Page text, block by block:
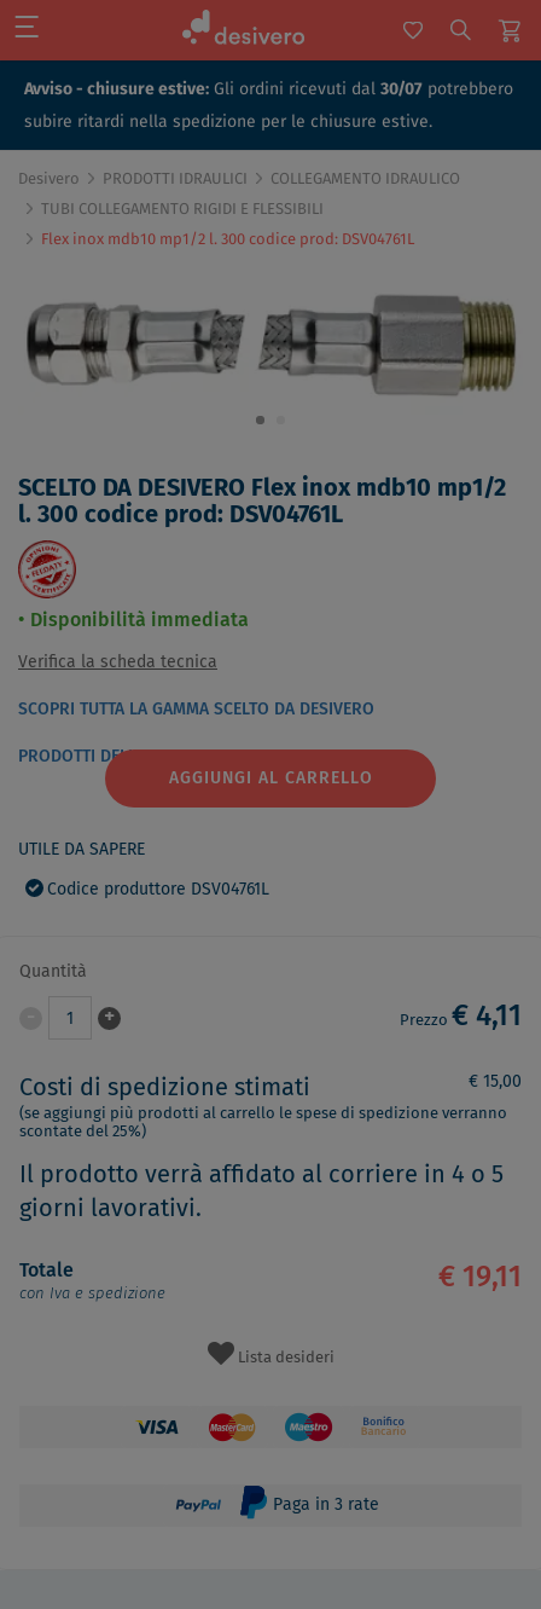
Avviso - chiusure estive: Gli ordini ricevuti dal 30/07 potrebbero
subire ritardi nella spedizione per le chiusure estive.
Desivero PRODOTTI IDRAULICI
COLLEGAMENTO IDRAULICO
TUBI COLLEGAMENTO RIGIDI E FLESSIBILI
Flex inox mdb10 mp1/2 l. 300 codice prod: DSV04761L
AGGIUNGI AL CARRELLO
SCELTO DA DESIVERO Flex inox mdb10 mp1/2
l. 300 codice prod: DSV04761L
Disponibilità immediata
Verifica la scheda tecnica
SCOPRI TUTTA LA GAMMA SCELTO DA DESIVERO
PRODOTTI DELLO STESSO BRAND E CATEGORIA
UTILE DA SAPERE
Codice produttore DSV04761L
Quantità
1 + Prezzo € 4,11
Costi di spedizione stimati € 15,00
(se aggiungi più prodotti al carrello le spese di spedizione verranno
scontate del 25%)
Il prodotto verrà affidato al corriere in 4 o 5
giorni lavorativi.
Totale
con Iva e spedizione
€ 19,11
Lista desideri
Paga in 3 rate